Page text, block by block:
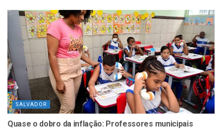
SALVADOR
Quase o dobro da inflação: Professores municipais